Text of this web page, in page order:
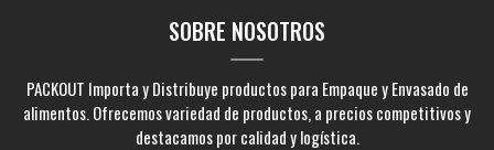
SOBRE NOSOTROS
PACKOUT Importa y Distribuye productos para Empaque y Envasado de
alimentos. Ofrecemos variedad de productos, a precios competitivos y
destacamos por calidad y logística.